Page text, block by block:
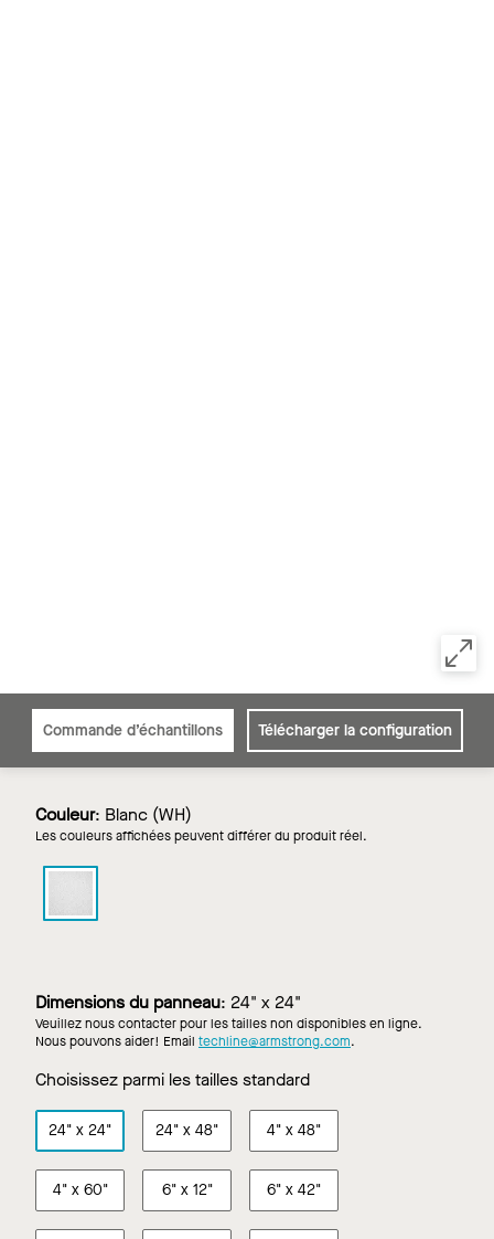
Commande d’échantillons Télécharger la configuration
Couleur: Blanc (WH)
Les couleurs affichées peuvent différer du produit réel.
carré
dans
Blanc
Dimensions du panneau: 24" x 24"
Veuillez nous contacter pour les tailles non disponibles en ligne.
Nous pouvons aider! Email techline@armstrong.com.
Choisissez parmi les tailles standard
24" x 24" 24" x 48" 4" x 48"
4"x 60" 6"x 12" 6" x 42"